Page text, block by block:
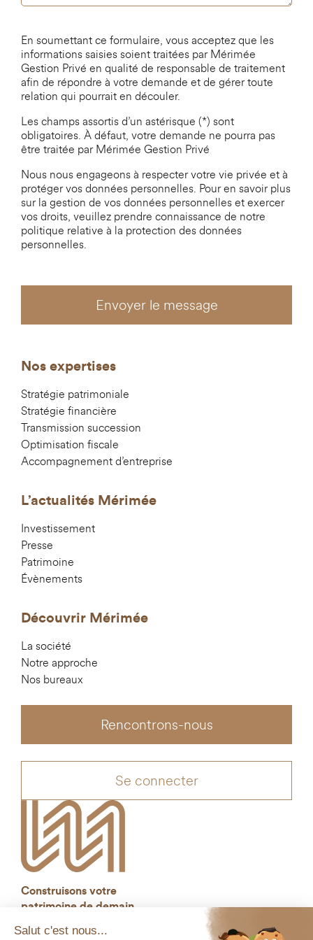
En soumettant ce formulaire, vous acceptez que les
informations saisies soient traitées par Mérimée
Gestion Privé en qualité de responsable de traitement
afin de répondre à votre demande et de gérer toute
relation qui pourrait en découler.
Les champs assortis d’un astérisque (*) sont
obligatoires. À défaut, votre demande ne pourra pas
être traitée par Mérimée Gestion Privé
Nous nous engageons à respecter votre vie privée et à
protéger vos données personnelles. Pour en savoir plus
sur la gestion de vos données personnelles et exercer
vos droits, veuillez prendre connaissance de notre
politique relative à la protection des données
personnelles.
Nos expertises
Stratégie patrimoniale
Stratégie financière
Transmission succession
Optimisation fiscale
Accompagnement d’entreprise
L’actualités Mérimée
Investissement
Presse
Patrimoine
Évènements
Découvrir Mérimée
La société
Notre approche
Nos bureaux
Rencontrons-nous
Se connecter
Construisons votre
patrimoine de demain